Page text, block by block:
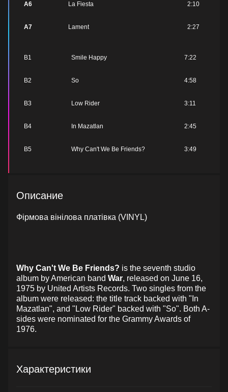
A6 La Fiesta 2:10
A7 Lament 2:27
B1 Smile Happy 7:22
B2 So 4:58
B3 Low Rider 3:11
B4 In Mazatlan 2:45
B5 Why Can't We Be Friends? 3:49
Описание
Фірмова вінілова платівка (VINYL)
Why Can't We Be Friends? is the seventh studio
album by American band War, released on June 16,
1975 by United Artists Records. Two singles from the
album were released: the title track backed with "In
Mazatlan", and "Low Rider" backed with "So". Both A-
sides were nominated for the Grammy Awards of
1976.
Характеристики